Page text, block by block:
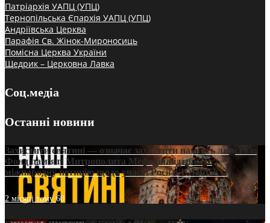
Патріархія УАПЦ (УПЦ)
Тернопільська Єпархія УАПЦ (УПЦ)
Андріївська Церква
Парафія Св. Жінок-Мироносиць
Помісна Церква України
Щедрик – Церковна Лавка
Соц.медіа
Останні новини
Захистити святині — означає захистити пам’ять людства:
Фонд пам’яті Митрополита Мефодія підтримує
міжнародну петицію щодо участі Росії в ЮНЕСКО
2 місяці тому60